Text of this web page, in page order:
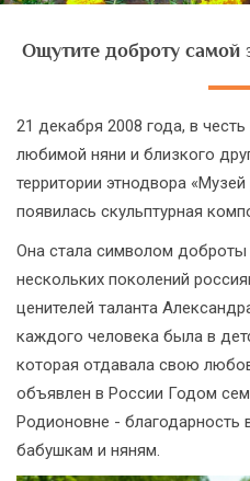
Ощутите доброту самой
21 декабря 2008 года, в
любимой няни и близкого
территории этнодвора
появилась скульптурная
Она стала символом
нескольких поколений
ценителей таланта
каждого человека была в
которая отдавала свою
объявлен в России Годом
Родионовне -
бабушкам и няням.